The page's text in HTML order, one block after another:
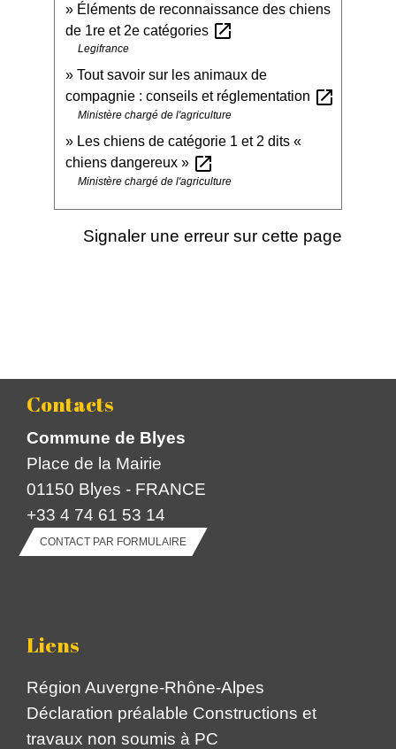
Éléments de reconnaissance des chiens
de 1re et 2e catégories open_in_new
Legifrance
Tout savoir sur les animaux de
compagnie : conseils et réglementation open_in_new
Ministère chargé de l'agriculture
Les chiens de catégorie 1 et 2 dits «
chiens dangereux » open_in_new
Ministère chargé de l'agriculture
Signaler une erreur sur cette page
Contacts
Commune de Blyes
Place de la Mairie
01150 Blyes - FRANCE
+33 4 74 61 53 14
CONTACT PAR FORMULAIRE
Liens
Région Auvergne-Rhône-Alpes
Déclaration préalable Constructions et
travaux non soumis à PC